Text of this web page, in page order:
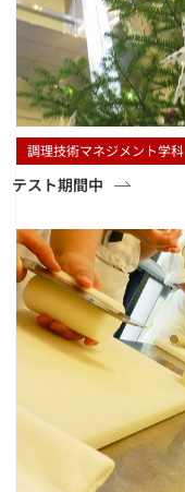
調理技術マネジメント学科
テスト期間中